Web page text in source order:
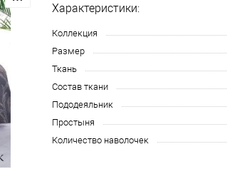
Характеристики:
Коллекция
Размер
Ткань
Состав ткани
Пододеяльник
Простыня
Количество наволочек